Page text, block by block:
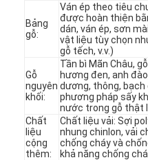
Bảng
gỗ:
Ván ép theo tiêu
được hoàn thiện
dán, ván ép, sơn
vật liệu tùy chọn
gỗ tếch, v.v.)
Gỗ
nguyên
khối:
Tần bì Mãn Châu,
hương đen, anh
dương, thông, bạch
phương pháp sấy
nước trong gỗ thật
Chất
liệu
cộng
thêm:
Chất liệu vải: Sợi
nhung chinlon, vải
chống cháy và
khả năng chống